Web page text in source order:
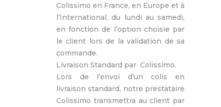
Colissimo en France, en Europe et à
l’International, du lundi au samedi,
en fonction de l’option choisie par
le client lors de la validation de sa
commande.
Livraison Standard par Colissimo.
Lors de l’envoi d’un colis en
livraison standard, notre prestataire
Colissimo transmettra au client par